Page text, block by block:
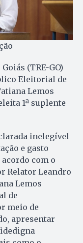
(TRE-GO)
Eleitorial de
Lemos
1ª suplente
inelegível
e gasto
com o
Relator Leandro
Lemos
de
meio de
apresentar